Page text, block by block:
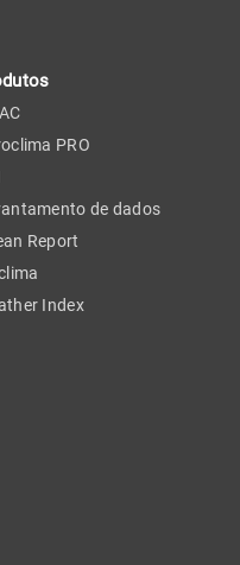
PRO
de dados
Report
Index